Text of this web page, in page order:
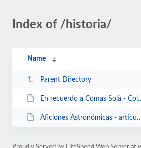
Index of /historia/
Name
Parent Directory
En recuerdo a Comas Solà - Colocación de una placa - def...pdf
Aficiones Astronómicas - artículo de Federico Armenter de Monasterio - La V...